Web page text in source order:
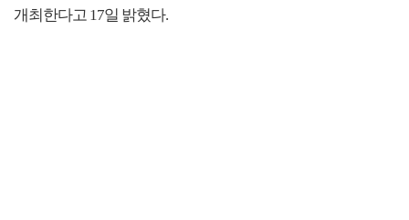
개최한다고 17일 밝혔다.